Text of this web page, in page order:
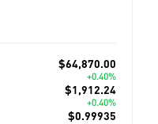
$64,870.00
+0.40%
$1,912.24
+0.40%
$0.99935